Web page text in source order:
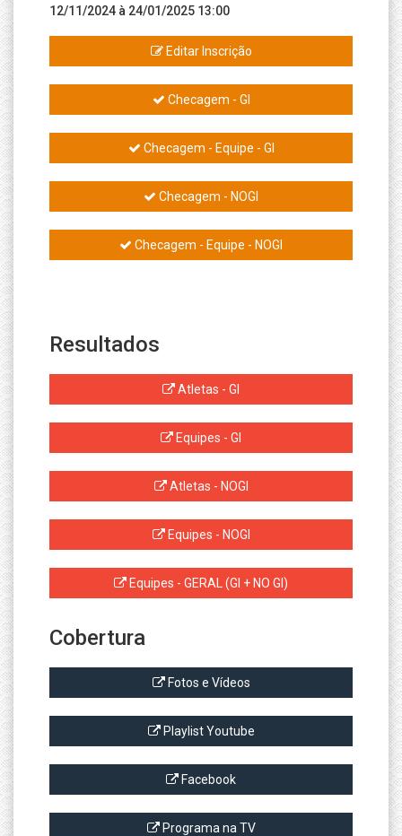
12/11/2024 à 24/01/2025 13:00
Editar Inscrição
Checagem - GI
Checagem - Equipe - GI
Checagem - NOGI
Checagem - Equipe - NOGI
Resultados
Atletas - GI
Equipes - GI
Atletas - NOGI
Equipes - NOGI
Equipes - GERAL (GI + NO GI)
Cobertura
Fotos e Vídeos
Playlist Youtube
Facebook
Programa na TV